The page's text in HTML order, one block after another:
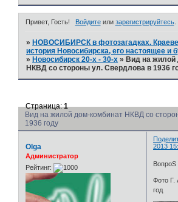
Привет, Гость! Войдитеили зарегистрируйтесь.
» НОВОСИБИРСК в фотозагадках.
история Новосибирска, его настоящее и
» Новосибирск 20-х - 30-х » Вид на жилой
НКВД со стороны ул. Свердлова в 1936
Вид на жилой дом-комбинат НКВД со
1936 году
Страница:1
2013
Olga
Администратор
Рейтинг:
ВопроS
Фото Г.
год